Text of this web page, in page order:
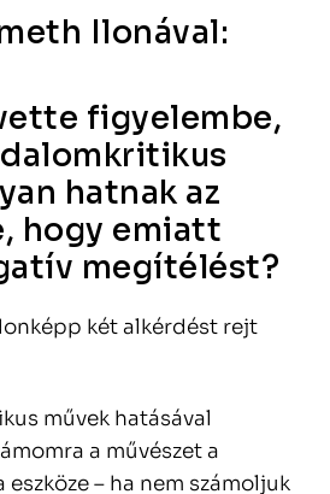
Ilonával:
figyelembe,
hatnak az
hogy emiatt
megítélést?
két alkérdést rejt
művek hatásával
a művészet a
– ha nem számoljuk